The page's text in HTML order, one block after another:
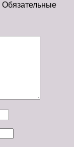
Обязательные